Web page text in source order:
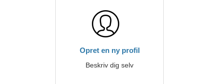
Opret en ny profil
Beskriv dig selv